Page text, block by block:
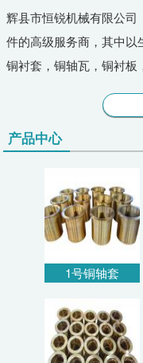
辉县市恒锐机械有限公
件的高级服务商，其中以
铜衬套，铜轴瓦，铜衬板
产品中心
1号铜轴套